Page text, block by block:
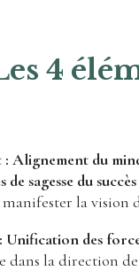
4
: Alignement du
de sagesse du
la vision
Unification des
dans la direction